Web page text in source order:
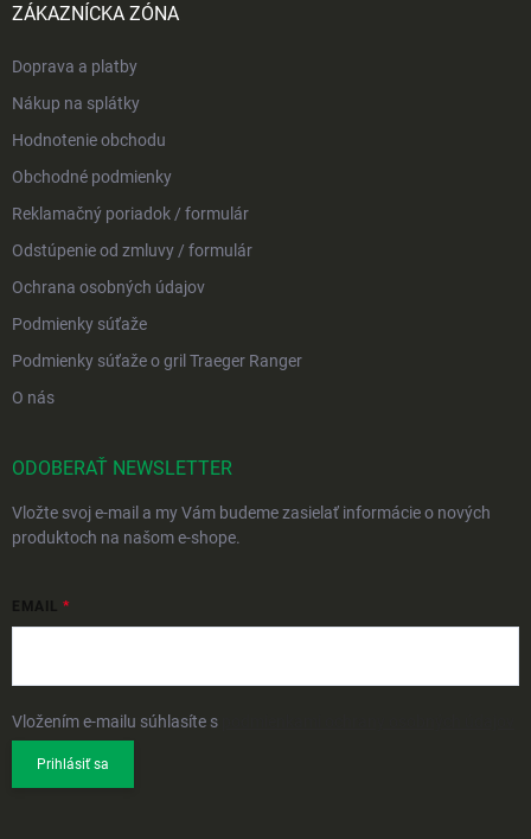
ZÁKAZNÍCKA ZÓNA
Doprava a platby
Nákup na splátky
Hodnotenie obchodu
Obchodné podmienky
Reklamačný poriadok / formulár
Odstúpenie od zmluvy / formulár
Ochrana osobných údajov
Podmienky súťaže
Podmienky súťaže o gril Traeger Ranger
O nás
ODOBERAŤ NEWSLETTER
Vložte svoj e-mail a my Vám budeme zasielať informácie o nových
produktoch na našom e-shope.
EMAIL
Vložením e-mailu súhlasíte s
Prihlásiť sa